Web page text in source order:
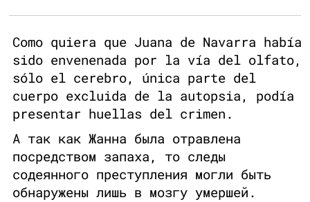
Como quiera que Juana de Navarra había
sido envenenada por la vía del olfato,
sólo el cerebro, única parte del
cuerpo excluida de la autopsia, podía
presentar huellas del crimen.
А так как Жанна была отравлена
посредством запаха, то следы
содеянного преступления могли быть
обнаружены лишь в мозгу умершей.